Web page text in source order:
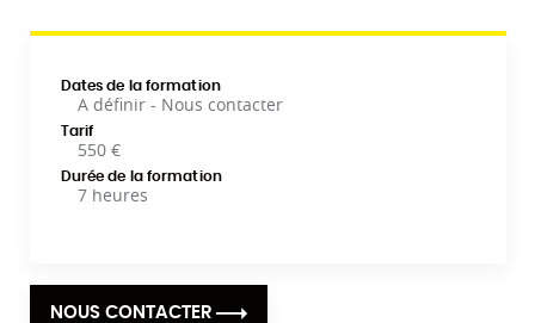
Dates de la formation
A définir - Nous contacter
Tarif
550 €
Durée de la formation
7 heures
NOUS CONTACTER